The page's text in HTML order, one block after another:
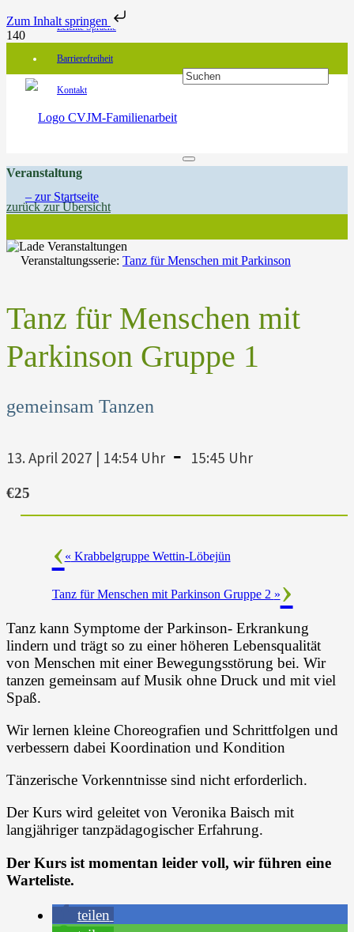
Zum Inhalt springen
Leichte Sprache
Barrierefreiheit
Kontakt
Veranstaltung
zurück zur Übersicht
Veranstaltungsserie: Tanz für Menschen mit Parkinson
Tanz für Menschen mit
Parkinson Gruppe 1
gemeinsam Tanzen
13. April 2027 | 14:54 Uhr - 15:45 Uhr
€25
« Krabbelgruppe Wettin-Löbejün
Tanz für Menschen mit Parkinson Gruppe 2 »
Tanz kann Symptome der Parkinson- Erkrankung
lindern und trägt so zu einer höheren Lebensqualität
von Menschen mit einer Bewegungsstörung bei. Wir
tanzen gemeinsam auf Musik ohne Druck und mit viel
Spaß.
Wir lernen kleine Choreografien und Schrittfolgen und
verbessern dabei Koordination und Kondition
Tänzerische Vorkenntnisse sind nicht erforderlich.
Der Kurs wird geleitet von Veronika Baisch mit
langjähriger tanzpädagogischer Erfahrung.
Der Kurs ist momentan leider voll, wir führen eine
Warteliste.
teilen